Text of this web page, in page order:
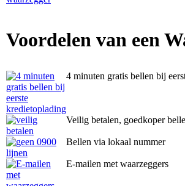
Voordelen van een
4 minuten gratis bellen bij
Veilig betalen, goedkoper
Bellen via lokaal nummer
E-mailen met waarzeggers